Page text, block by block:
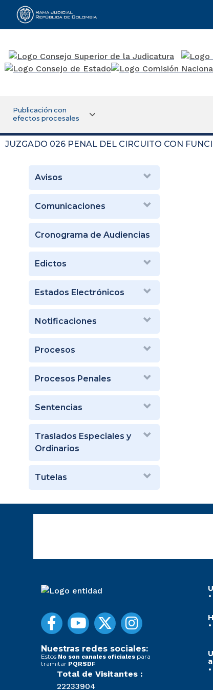
Rama Judicial
Publicación con
efectos procesales
JUZGADO 026 PENAL DEL CIRCUITO CON
Avisos
Comunicaciones
Cronograma de Audiencias
Edictos
Estados Electrónicos
Notificaciones
Procesos
Procesos Penales
Sentencias
Traslados Especiales y
Ordinarios
Tutelas
Nuestras redes sociales:
Estos No son canales oficiales para
tramitar PQRSDF
Total de Visitantes :
22233904